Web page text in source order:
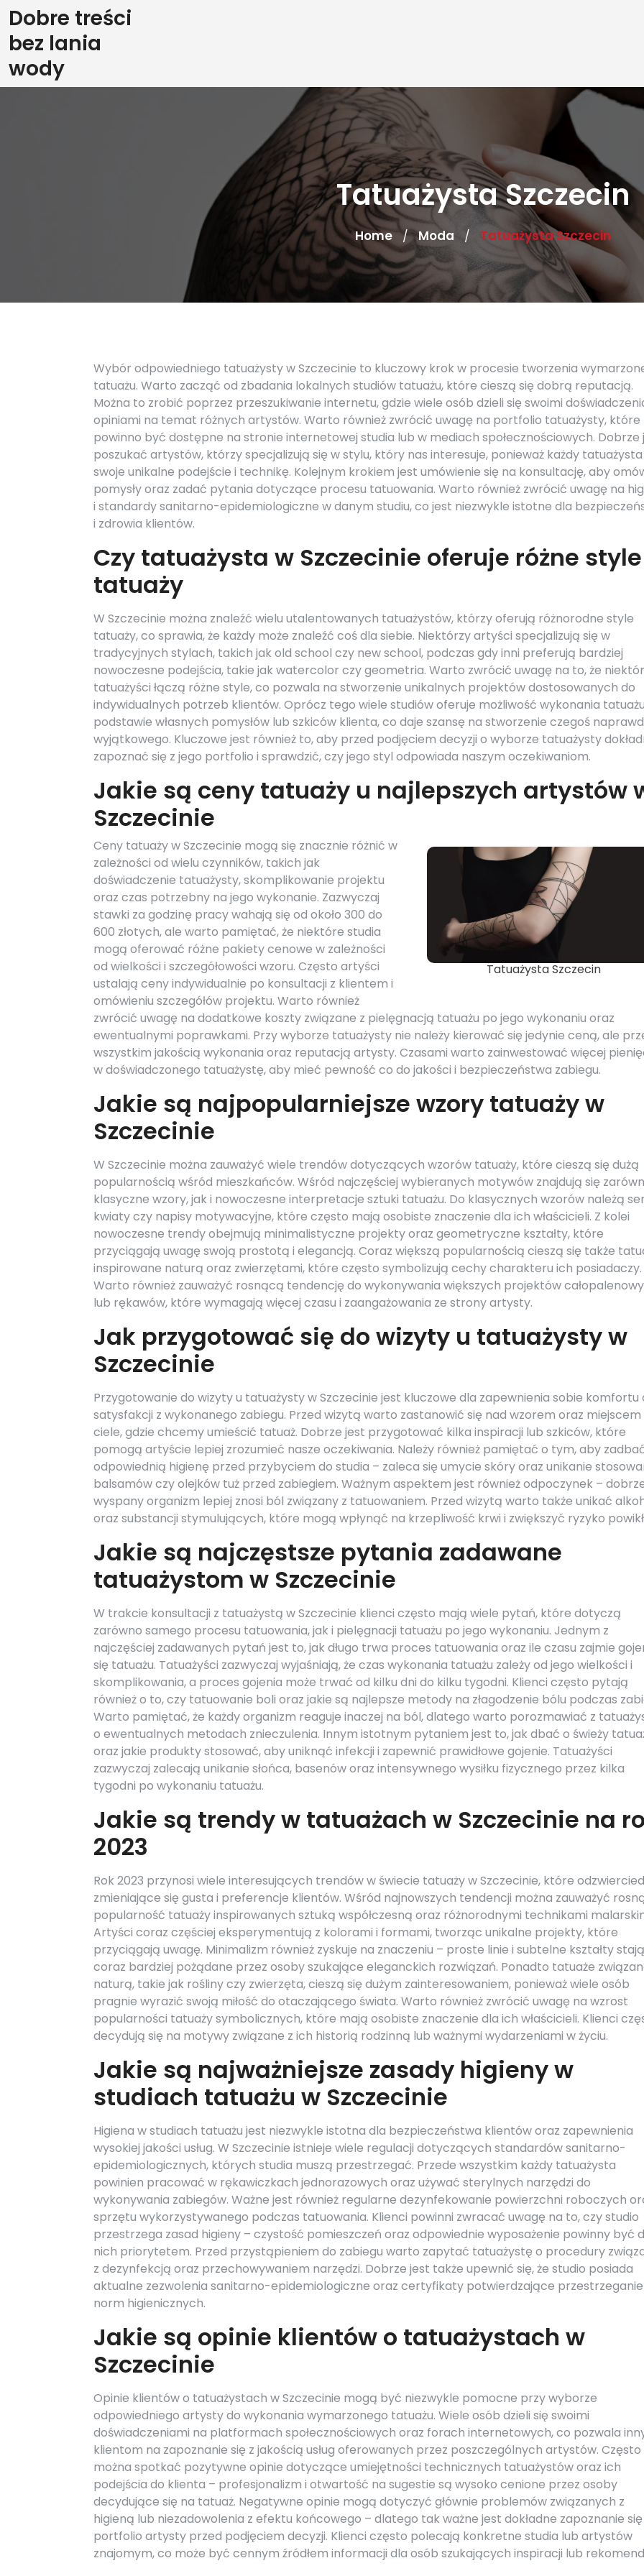
Skip
to
content
Dobre treści
bez lania
wody
Tatuażysta Szczecin
Home / Moda / Tatuażysta Szczecin
Wybór odpowiedniego tatuażysty w Szczecinie to kluczowy krok w procesie tworzenia
tatuażu. Warto zacząć od zbadania lokalnych studiów tatuażu, które cieszą się dobrą reputacją.
Można to zrobić poprzez przeszukiwanie internetu, gdzie wiele osób dzieli się swoimi
opiniami na temat różnych artystów. Warto również zwrócić uwagę na portfolio tatuażysty, które
powinno być dostępne na stronie internetowej studia lub w mediach społecznościowych. Dobrze
poszukać artystów, którzy specjalizują się w stylu, który nas interesuje, ponieważ każdy
swoje unikalne podejście i technikę. Kolejnym krokiem jest umówienie się na konsultację, aby
pomysły oraz zadać pytania dotyczące procesu tatuowania. Warto również zwrócić uwagę na
i standardy sanitarno-epidemiologiczne w danym studiu, co jest niezwykle istotne dla
i zdrowia klientów.
Czy tatuażysta w Szczecinie oferuje różne style
tatuaży
W Szczecinie można znaleźć wielu utalentowanych tatuażystów, którzy oferują różnorodne style
tatuaży, co sprawia, że każdy może znaleźć coś dla siebie. Niektórzy artyści specjalizują się w
tradycyjnych stylach, takich jak old school czy new school, podczas gdy inni preferują bardziej
nowoczesne podejścia, takie jak watercolor czy geometria. Warto zwrócić uwagę na to, że
tatuażyści łączą różne style, co pozwala na stworzenie unikalnych projektów dostosowanych do
indywidualnych potrzeb klientów. Oprócz tego wiele studiów oferuje możliwość wykonania
podstawie własnych pomysłów lub szkiców klienta, co daje szansę na stworzenie czegoś
wyjątkowego. Kluczowe jest również to, aby przed podjęciem decyzji o wyborze tatuażysty
zapoznać się z jego portfolio i sprawdzić, czy jego styl odpowiada naszym oczekiwaniom.
Jakie są ceny tatuaży u najlepszych artystów
Szczecinie
Tatuażysta Szczecin
Ceny tatuaży w Szczecinie mogą się znacznie różnić w
zależności od wielu czynników, takich jak
doświadczenie tatuażysty, skomplikowanie projektu
oraz czas potrzebny na jego wykonanie. Zazwyczaj
stawki za godzinę pracy wahają się od około 300 do
600 złotych, ale warto pamiętać, że niektóre studia
mogą oferować różne pakiety cenowe w zależności
od wielkości i szczegółowości wzoru. Często artyści
ustalają ceny indywidualnie po konsultacji z klientem i
omówieniu szczegółów projektu. Warto również
zwrócić uwagę na dodatkowe koszty związane z pielęgnacją tatuażu po jego wykonaniu oraz
ewentualnymi poprawkami. Przy wyborze tatuażysty nie należy kierować się jedynie ceną, ale
wszystkim jakością wykonania oraz reputacją artysty. Czasami warto zainwestować więcej
w doświadczonego tatuażystę, aby mieć pewność co do jakości i bezpieczeństwa zabiegu.
Jakie są najpopularniejsze wzory tatuaży w
Szczecinie
W Szczecinie można zauważyć wiele trendów dotyczących wzorów tatuaży, które cieszą się dużą
popularnością wśród mieszkańców. Wśród najczęściej wybieranych motywów znajdują się
klasyczne wzory, jak i nowoczesne interpretacje sztuki tatuażu. Do klasycznych wzorów należą
kwiaty czy napisy motywacyjne, które często mają osobiste znaczenie dla ich właścicieli. Z kolei
nowoczesne trendy obejmują minimalistyczne projekty oraz geometryczne kształty, które
przyciągają uwagę swoją prostotą i elegancją. Coraz większą popularnością cieszą się także
inspirowane naturą oraz zwierzętami, które często symbolizują cechy charakteru ich posiadaczy.
Warto również zauważyć rosnącą tendencję do wykonywania większych projektów
lub rękawów, które wymagają więcej czasu i zaangażowania ze strony artysty.
Jak przygotować się do wizyty u tatuażysty w
Szczecinie
Przygotowanie do wizyty u tatuażysty w Szczecinie jest kluczowe dla zapewnienia sobie komfortu
satysfakcji z wykonanego zabiegu. Przed wizytą warto zastanowić się nad wzorem oraz miejscem
ciele, gdzie chcemy umieścić tatuaż. Dobrze jest przygotować kilka inspiracji lub szkiców, które
pomogą artyście lepiej zrozumieć nasze oczekiwania. Należy również pamiętać o tym, aby
odpowiednią higienę przed przybyciem do studia – zaleca się umycie skóry oraz unikanie
balsamów czy olejków tuż przed zabiegiem. Ważnym aspektem jest również odpoczynek –
wyspany organizm lepiej znosi ból związany z tatuowaniem. Przed wizytą warto także unikać
oraz substancji stymulujących, które mogą wpłynąć na krzepliwość krwi i zwiększyć ryzyko
Jakie są najczęstsze pytania zadawane
tatuażystom w Szczecinie
W trakcie konsultacji z tatuażystą w Szczecinie klienci często mają wiele pytań, które dotyczą
zarówno samego procesu tatuowania, jak i pielęgnacji tatuażu po jego wykonaniu. Jednym z
najczęściej zadawanych pytań jest to, jak długo trwa proces tatuowania oraz ile czasu zajmie
się tatuażu. Tatuażyści zazwyczaj wyjaśniają, że czas wykonania tatuażu zależy od jego wielkości i
skomplikowania, a proces gojenia może trwać od kilku dni do kilku tygodni. Klienci często pytają
również o to, czy tatuowanie boli oraz jakie są najlepsze metody na złagodzenie bólu podczas
Warto pamiętać, że każdy organizm reaguje inaczej na ból, dlatego warto porozmawiać z
o ewentualnych metodach znieczulenia. Innym istotnym pytaniem jest to, jak dbać o świeży
oraz jakie produkty stosować, aby uniknąć infekcji i zapewnić prawidłowe gojenie. Tatuażyści
zazwyczaj zalecają unikanie słońca, basenów oraz intensywnego wysiłku fizycznego przez kilka
tygodni po wykonaniu tatuażu.
Jakie są trendy w tatuażach w Szczecinie na
2023
Rok 2023 przynosi wiele interesujących trendów w świecie tatuaży w Szczecinie, które
zmieniające się gusta i preferencje klientów. Wśród najnowszych tendencji można zauważyć
popularność tatuaży inspirowanych sztuką współczesną oraz różnorodnymi technikami
Artyści coraz częściej eksperymentują z kolorami i formami, tworząc unikalne projekty, które
przyciągają uwagę. Minimalizm również zyskuje na znaczeniu – proste linie i subtelne kształty
coraz bardziej pożądane przez osoby szukające eleganckich rozwiązań. Ponadto tatuaże
naturą, takie jak rośliny czy zwierzęta, cieszą się dużym zainteresowaniem, ponieważ wiele osób
pragnie wyrazić swoją miłość do otaczającego świata. Warto również zwrócić uwagę na wzrost
popularności tatuaży symbolicznych, które mają osobiste znaczenie dla ich właścicieli. Klienci
decydują się na motywy związane z ich historią rodzinną lub ważnymi wydarzeniami w życiu.
Jakie są najważniejsze zasady higieny w
studiach tatuażu w Szczecinie
Higiena w studiach tatuażu jest niezwykle istotna dla bezpieczeństwa klientów oraz zapewnienia
wysokiej jakości usług. W Szczecinie istnieje wiele regulacji dotyczących standardów sanitarno-
epidemiologicznych, których studia muszą przestrzegać. Przede wszystkim każdy tatuażysta
powinien pracować w rękawiczkach jednorazowych oraz używać sterylnych narzędzi do
wykonywania zabiegów. Ważne jest również regularne dezynfekowanie powierzchni roboczych
sprzętu wykorzystywanego podczas tatuowania. Klienci powinni zwracać uwagę na to, czy studio
przestrzega zasad higieny – czystość pomieszczeń oraz odpowiednie wyposażenie powinny być
nich priorytetem. Przed przystąpieniem do zabiegu warto zapytać tatuażystę o procedury
z dezynfekcją oraz przechowywaniem narzędzi. Dobrze jest także upewnić się, że studio posiada
aktualne zezwolenia sanitarno-epidemiologiczne oraz certyfikaty potwierdzające przestrzeganie
norm higienicznych.
Jakie są opinie klientów o tatuażystach w
Szczecinie
Opinie klientów o tatuażystach w Szczecinie mogą być niezwykle pomocne przy wyborze
odpowiedniego artysty do wykonania wymarzonego tatuażu. Wiele osób dzieli się swoimi
doświadczeniami na platformach społecznościowych oraz forach internetowych, co pozwala
klientom na zapoznanie się z jakością usług oferowanych przez poszczególnych artystów. Często
można spotkać pozytywne opinie dotyczące umiejętności technicznych tatuażystów oraz ich
podejścia do klienta – profesjonalizm i otwartość na sugestie są wysoko cenione przez osoby
decydujące się na tatuaż. Negatywne opinie mogą dotyczyć głównie problemów związanych z
higieną lub niezadowolenia z efektu końcowego – dlatego tak ważne jest dokładne zapoznanie się
portfolio artysty przed podjęciem decyzji. Klienci często polecają konkretne studia lub artystów
znajomym, co może być cennym źródłem informacji dla osób szukających inspiracji lub